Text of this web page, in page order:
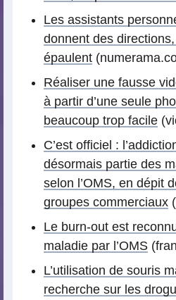
Les assistants
donnent des
épaulent
Réaliser une fausse
à partir d’une seule
beaucoup trop facile
C’est officiel :
désormais partie des
selon l’OMS, en dépit
groupes commerciaux
Le burn-out est
maladie par l’OMS
L’utilisation de souris
recherche sur les